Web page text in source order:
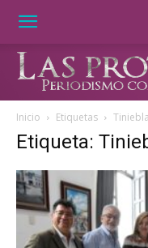
Inicio Etiquetas
Etiqueta: